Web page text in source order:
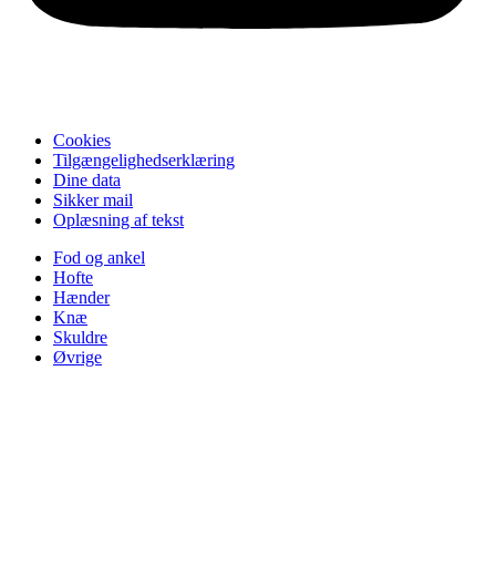
Cookies
Tilgængelighedserklæring
Dine data
Sikker mail
Oplæsning af tekst
Fod og ankel
Hofte
Hænder
Knæ
Skuldre
Øvrige